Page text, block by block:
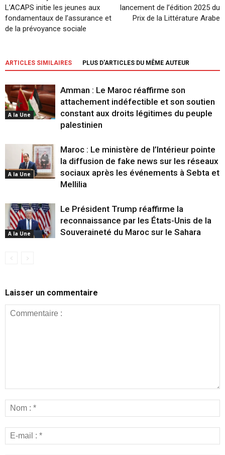
L’ACAPS initie les jeunes aux
fondamentaux de l’assurance et
de la prévoyance sociale
lancement de l’édition 2025 du
Prix de la Littérature Arabe
ARTICLES SIMILAIRES PLUS D'ARTICLES DU MÊME AUTEUR
A la Une
Amman : Le Maroc réaffirme son
attachement indéfectible et son soutien
constant aux droits légitimes du peuple
palestinien
A la Une
Maroc : Le ministère de l’Intérieur pointe
la diffusion de fake news sur les réseaux
sociaux après les événements à Sebta et
Mellilia
A la Une
Le Président Trump réaffirme la
reconnaissance par les États-Unis de la
Souveraineté du Maroc sur le Sahara
Laisser un commentaire